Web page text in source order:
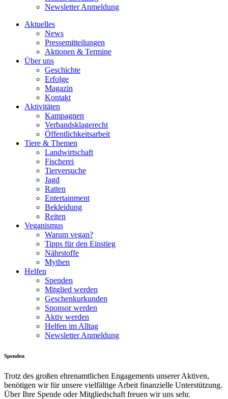
Newsletter Anmeldung
Aktuelles
News
Pressemitteilungen
Aktionen & Termine
Über uns
Geschichte
Erfolge
Magazin
Kontakt
Aktivitäten
Kampagnen
Verbandsklagerecht
Öffentlichkeitsarbeit
Tiere & Themen
Landwirtschaft
Fischerei
Tierversuche
Jagd
Ratten
Entertainment
Bekleidung
Reiten
Veganismus
Warum vegan?
Tipps für den Einstieg
Nährstoffe
Mythen
Helfen
Spenden
Mitglied werden
Geschenkurkunden
Sponsor werden
Aktiv werden
Helfen im Alltag
Newsletter Anmeldung
Spenden
Trotz des großen ehrenamtlichen Engagements unserer Aktiven,
benötigen wir für unsere vielfältige Arbeit finanzielle Unterstützung.
Über Ihre Spende oder Mitgliedschaft freuen wir uns sehr.